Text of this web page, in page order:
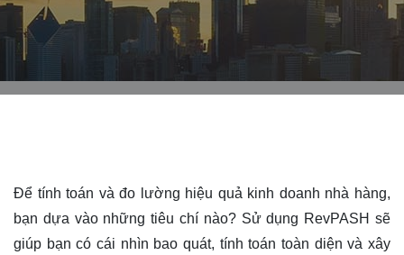
Để tính toán và đo lường hiệu quả kinh doanh nhà hàng,
bạn dựa vào những tiêu chí nào? Sử dụng RevPASH sẽ
giúp bạn có cái nhìn bao quát, tính toán toàn diện và xây